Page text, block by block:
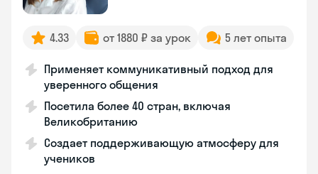
4.33 от 1880 ₽ за урок 5 лет опыта
Применяет коммуникативный подход для
уверенного общения
Посетила более 40 стран, включая
Великобританию
Создает поддерживающую атмосферу для
учеников